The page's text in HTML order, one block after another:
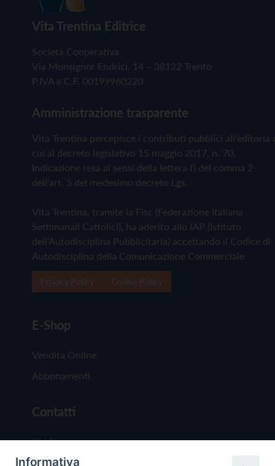
Vita Trentina Editrice
Società Cooperativa
Via Monsignor Endrici, 14 – 38122 Trento
P.IVA e C.F. 00199960220
Amministrazione trasparente
Vita Trentina percepisce i contributi pubblici all'editoria
cui al decreto legislativo 15 maggio 2017, n. 70.
Indicazione resa ai sensi della lettera f) del comma 2
dell'art. 5 del medesimo decreto Lgs.
Vita Trentina, tramite la Fisc (Federazione Italiana
Settimanali Cattolici), ha aderito allo IAP (Istituto
dell'Autodisciplina Pubblicitaria) accettando il Codice di
Autodisciplina della Comunicazione Commerciale
E-Shop
Vendita Online
Abbonamenti
Contatti
Chi Siamo
Redazione
Informativa